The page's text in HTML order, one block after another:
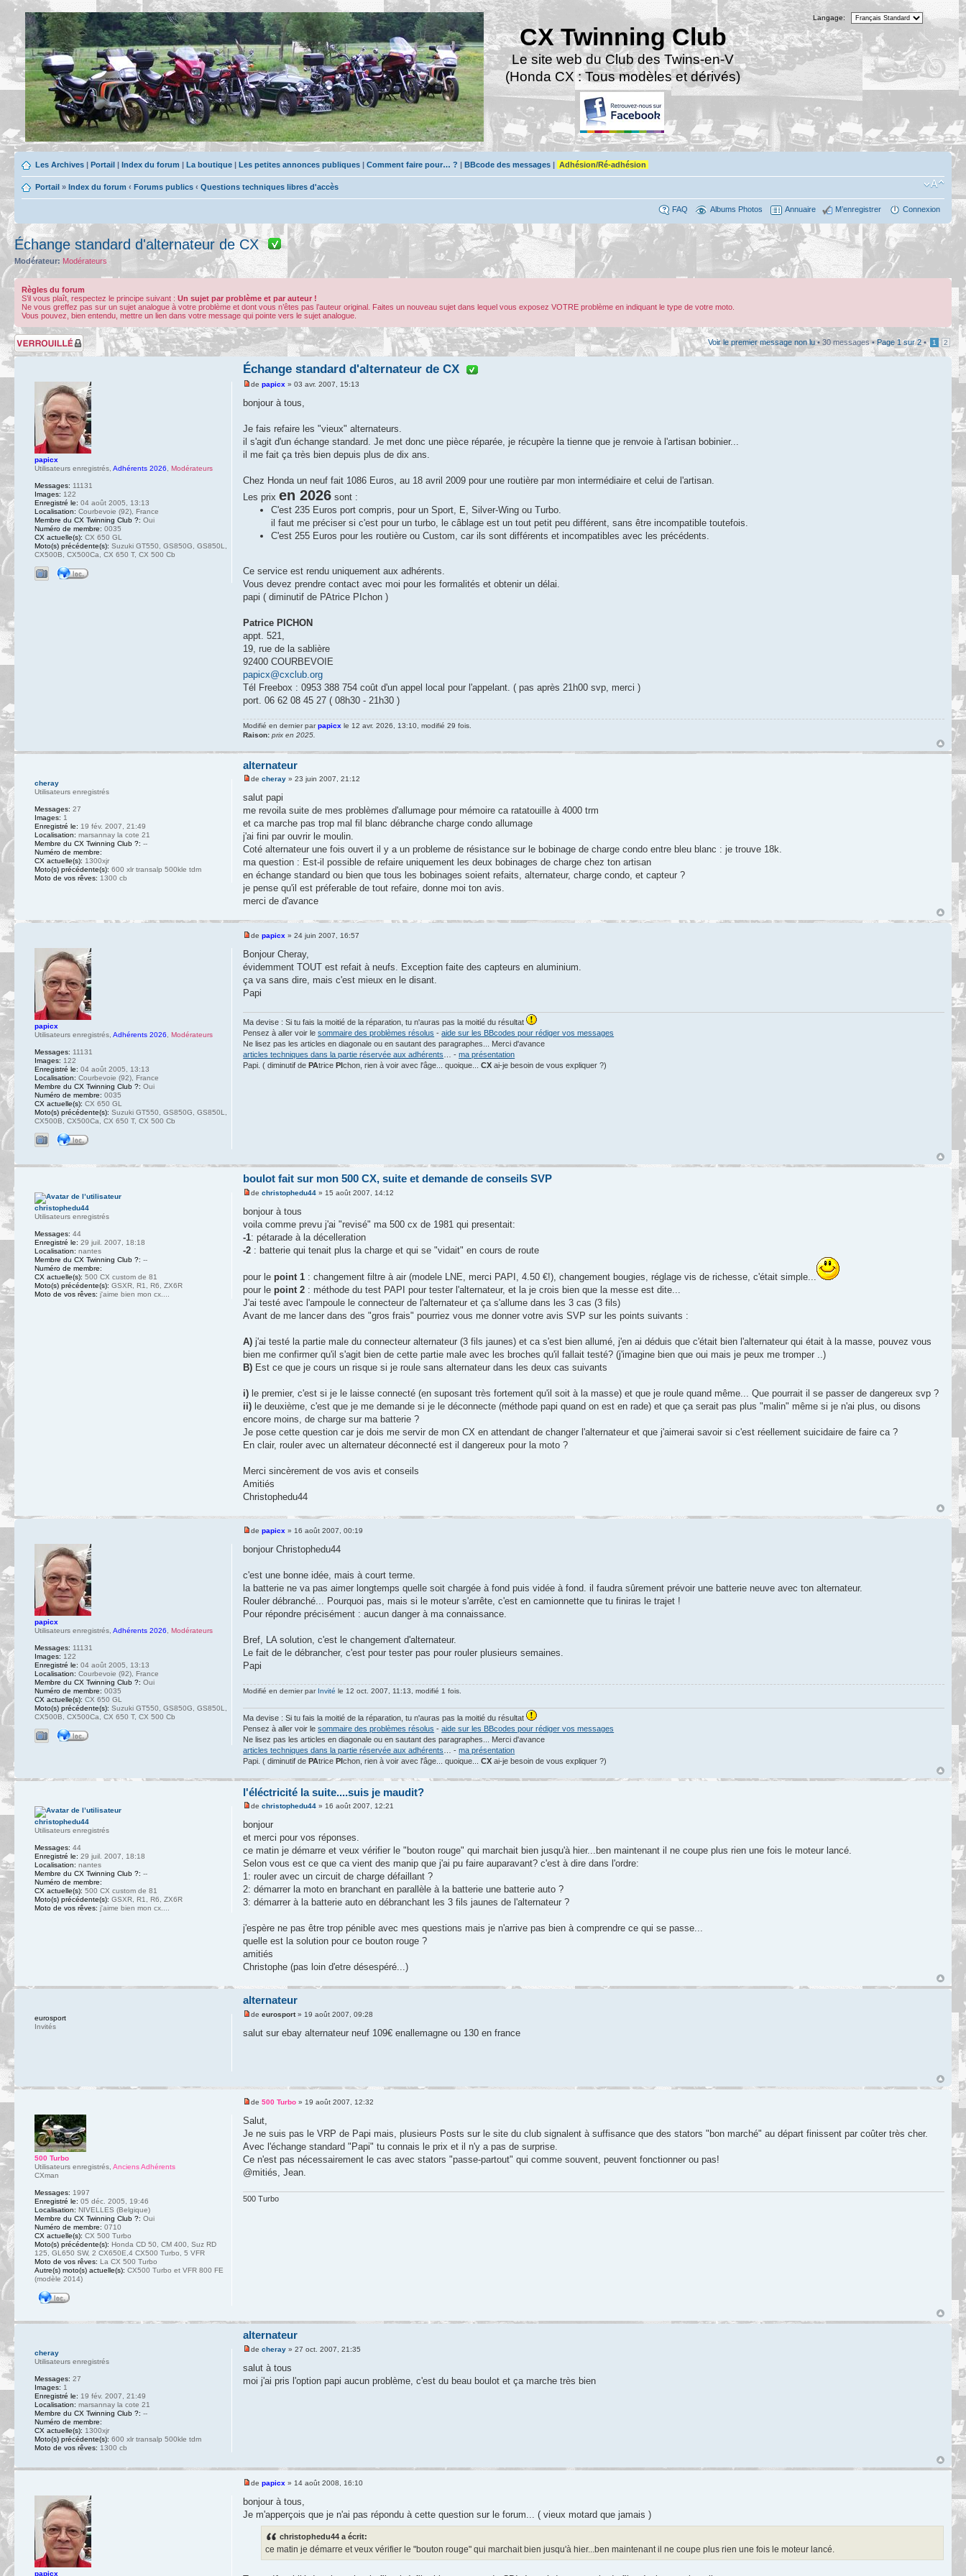
CX Twinning Club
Le site web du Club des Twins-en-V
(Honda CX : Tous modèles et dérivés)
Langage:
Les Archives | Portail | Index du forum | La boutique | Les petites annonces publiques | Comment faire pour… ? | BBcode des messages | Adhésion/Ré-adhésion
Portail » Index du forum ‹ Forums publics ‹ Questions techniques libres d'accès
FAQ Albums Photos Annuaire M’enregistrer Connexion
Échange standard d'alternateur de CX
Modérateur: Modérateurs
Règles du forum
S’il vous plaît, respectez le principe suivant : Un sujet par problème et par auteur !
Ne vous greffez pas sur un sujet analogue à votre problème et dont vous n’êtes pas l’auteur original. Faites un nouveau sujet dans lequel vous exposez VOTRE problème en indiquant le type de votre moto.
Vous pouvez, bien entendu, mettre un lien dans votre message qui pointe vers le sujet analogue.
Sujet verrouillé Voir le premier message non lu• 30 messages •Page 1sur2• 1 2
Échange standard d'alternateur de CX
depapicx » 03 avr. 2007, 15:13
bonjour à tous,
Je fais refaire les "vieux" alternateurs.
il s'agit d'un échange standard. Je met donc une pièce réparée, je récupère la tienne que je renvoie à l'artisan bobinier...
il me fait ça très bien depuis plus de dix ans.
Chez Honda un neuf fait 1086 Euros, au 18 avril 2009 pour une routière par mon intermédiaire et celui de l'artisan.
Les prixen 2026 sont :
C'est 235 Euros port compris, pour un Sport, E, Silver-Wing ou Turbo.
il faut me préciser si c'est pour un turbo, le câblage est un tout petit peu différent, sans être incompatible toutefois.
C'est 255 Euros pour les routière ou Custom, car ils sont différents et incompatibles avec les précédents.
Ce service est rendu uniquement aux adhérents.
Vous devez prendre contact avec moi pour les formalités et obtenir un délai.
papi ( diminutif de PAtrice PIchon )
Patrice PICHON
appt. 521,
19, rue de la sablière
92400 COURBEVOIE
papicx@cxclub.org
Tél Freebox : 0953 388 754 coût d'un appel local pour l'appelant. ( pas après 21h00 svp, merci )
port. 06 62 08 45 27 ( 08h30 - 21h30 )
Modifié en dernier parpapicx le 12 avr. 2026, 13:10, modifié 29 fois.
Raison: prix en 2025.
papicx
Utilisateurs enregistrés Adhérents 2026 Modérateurs
Messages: 11131
Images: 122
Enregistré le: 04 août 2005, 13:13
Localisation: Courbevoie (92), France
Membre du CX Twinning Club ?: Oui
Numéro de membre: 0035
CX actuelle(s): CX 650 GL
Moto(s) précédente(s): Suzuki GT550, GS850G, GS850L,
CX500B, CX500Ca, CX 650 T, CX 500 Cb
alternateur
decheray » 23 juin 2007, 21:12
salut papi
me revoila suite de mes problèmes d'allumage pour mémoire ca ratatouille à 4000 trm
et ca marche pas trop mal fil blanc débranche charge condo allumage
j'ai fini par ouvrir le moulin.
Coté alternateur une fois ouvert il y a un probleme de résistance sur le bobinage de charge condo entre bleu blanc : je trouve 18k.
ma question : Est-il possible de refaire uniquement les deux bobinages de charge chez ton artisan
en échange standard ou bien que tous les bobinages soient refaits, alternateur, charge condo, et capteur ?
je pense qu'il est préferable de tout refaire, donne moi ton avis.
merci de d'avance
cheray
Utilisateurs enregistrés
Messages: 27
Images: 1
Enregistré le: 19 fév. 2007, 21:49
Localisation: marsannay la cote 21
Membre du CX Twinning Club ?: --
Numéro de membre:
CX actuelle(s): 1300xjr
Moto(s) précédente(s): 600 xlr transalp 500kle tdm
Moto de vos rêves: 1300 cb
depapicx » 24 juin 2007, 16:57
Bonjour Cheray,
évidemment TOUT est refait à neufs. Exception faite des capteurs en aluminium.
ça va sans dire, mais c'est mieux en le disant.
Papi
Ma devise : Si tu fais la moitié de la réparation, tu n'auras pas la moitié du résultat
Pensez à aller voir lesommaire des problèmes résolus -aide sur les BBcodes pour rédiger vos messages
Ne lisez pas les articles en diagonale ou en sautant des paragraphes... Merci d'avance
articles techniques dans la partie réservée aux adhérents … -ma présentation
Papi. ( diminutif de PAtrice PIchon, rien à voir avec l'âge... quoique...CX ai-je besoin de vous expliquer ?)
papicx
Utilisateurs enregistrés Adhérents 2026 Modérateurs
Messages: 11131
Images: 122
Enregistré le: 04 août 2005, 13:13
Localisation: Courbevoie (92), France
Membre du CX Twinning Club ?: Oui
Numéro de membre: 0035
CX actuelle(s): CX 650 GL
Moto(s) précédente(s): Suzuki GT550, GS850G, GS850L,
CX500B, CX500Ca, CX 650 T, CX 500 Cb
boulot fait sur mon 500 CX, suite et demande de conseils SVP
dechristophedu44 » 15 août 2007, 14:12
bonjour à tous
voila comme prevu j'ai "revisé" ma 500 cx de 1981 qui presentait:
-1: pétarade à la décelleration
-2 : batterie qui tenait plus la charge et qui se "vidait" en cours de route
pour le point 1 : changement filtre à air (modele LNE, merci PAPI, 4.50 €!), changement bougies, réglage vis de richesse, c'était simple...
pour le point 2 : méthode du test PAPI pour tester l'alternateur, et la je crois bien que la messe est dite...
J'ai testé avec l'ampoule le connecteur de l'alternateur et ça s'allume dans les 3 cas (3 fils)
Avant de me lancer dans des "gros frais" pourriez vous me donner votre avis SVP sur les points suivants :
A) j'ai testé la partie male du connecteur alternateur (3 fils jaunes) et ca s'est bien allumé, j'en ai déduis que c'était bien l'alternateur qui était à la masse, pouvez vous
bien me confirmer qu'il s'agit bien de cette partie male avec les broches qu'il fallait testé? (j'imagine bien que oui mais je peux me tromper ..)
B) Est ce que je cours un risque si je roule sans alternateur dans les deux cas suivants
i) le premier, c'est si je le laisse connecté (en suposant très fortement qu'il soit à la masse) et que je roule quand même... Que pourrait il se passer de dangereux svp ?
ii) le deuxième, c'est que je me demande si je le déconnecte (méthode papi quand on est en rade) et que ça serait pas plus "malin" même si je n'ai plus, ou disons
encore moins, de charge sur ma batterie ?
Je pose cette question car je dois me servir de mon CX en attendant de changer l'alternateur et que j'aimerai savoir si c'est réellement suicidaire de faire ca ?
En clair, rouler avec un alternateur déconnecté est il dangereux pour la moto ?
Merci sincèrement de vos avis et conseils
Amitiés
Christophedu44
christophedu44
Utilisateurs enregistrés
Messages: 44
Enregistré le: 29 juil. 2007, 18:18
Localisation: nantes
Membre du CX Twinning Club ?: --
Numéro de membre:
CX actuelle(s): 500 CX custom de 81
Moto(s) précédente(s): GSXR, R1, R6, ZX6R
Moto de vos rêves: j'aime bien mon cx....
depapicx » 16 août 2007, 00:19
bonjour Christophedu44
c'est une bonne idée, mais à court terme.
la batterie ne va pas aimer longtemps quelle soit chargée à fond puis vidée à fond. il faudra sûrement prévoir une batterie neuve avec ton alternateur.
Rouler débranché... Pourquoi pas, mais si le moteur s'arrête, c'est en camionnette que tu finiras le trajet !
Pour répondre précisément : aucun danger à ma connaissance.
Bref, LA solution, c'est le changement d'alternateur.
Le fait de le débrancher, c'est pour tester pas pour rouler plusieurs semaines.
Papi
Modifié en dernier par Invité le 12 oct. 2007, 11:13, modifié 1 fois.
Ma devise : Si tu fais la moitié de la réparation, tu n'auras pas la moitié du résultat
Pensez à aller voir lesommaire des problèmes résolus -aide sur les BBcodes pour rédiger vos messages
Ne lisez pas les articles en diagonale ou en sautant des paragraphes... Merci d'avance
articles techniques dans la partie réservée aux adhérents … -ma présentation
Papi. ( diminutif dePAtricePIchon, rien à voir avec l'âge... quoique...CX ai-je besoin de vous expliquer ?)
papicx
Utilisateurs enregistrés Adhérents 2026 Modérateurs
Messages: 11131
Images: 122
Enregistré le: 04 août 2005, 13:13
Localisation: Courbevoie (92), France
Membre du CX Twinning Club ?: Oui
Numéro de membre: 0035
CX actuelle(s): CX 650 GL
Moto(s) précédente(s): Suzuki GT550, GS850G, GS850L,
CX500B, CX500Ca, CX 650 T, CX 500 Cb
l'éléctricité la suite....suis je maudit?
dechristophedu44 » 16 août 2007, 12:21
bonjour
et merci pour vos réponses.
ce matin je démarre et veux vérifier le "bouton rouge" qui marchait bien jusqu'à hier...ben maintenant il ne coupe plus rien une fois le moteur lancé.
Selon vous est ce que ca vient des manip que j'ai pu faire auparavant? c'est à dire dans l'ordre:
1: rouler avec un circuit de charge défaillant ?
2: démarrer la moto en branchant en parallèle à la batterie une batterie auto ?
3: démarrer à la batterie auto en débranchant les 3 fils jaunes de l'alternateur ?
j'espère ne pas être trop pénible avec mes questions mais je n'arrive pas bien à comprendre ce qui se passe...
quelle est la solution pour ce bouton rouge ?
amitiés
Christophe (pas loin d'etre désespéré...)
christophedu44
Utilisateurs enregistrés
Messages: 44
Enregistré le: 29 juil. 2007, 18:18
Localisation: nantes
Membre du CX Twinning Club ?: --
Numéro de membre:
CX actuelle(s): 500 CX custom de 81
Moto(s) précédente(s): GSXR, R1, R6, ZX6R
Moto de vos rêves: j'aime bien mon cx....
alternateur
deeurosport» 19 août 2007, 09:28
salut sur ebay alternateur neuf 109€ enallemagne ou 130 en france
eurosport
Invités
de500 Turbo » 19 août 2007, 12:32
Salut,
Je ne suis pas le VRP de Papi mais, plusieurs Posts sur le site du club signalent à suffisance que des stators "bon marché" au départ finissent par coûter très cher.
Avec l'échange standard "Papi" tu connais le prix et il n'y a pas de surprise.
Ce n'est pas nécessairement le cas avec stators "passe-partout" qui comme souvent, peuvent fonctionner ou pas!
@mitiés, Jean.
500 Turbo
500 Turbo
Utilisateurs enregistrés, Anciens Adhérents
CXman
Messages: 1997
Enregistré le: 05 déc. 2005, 19:46
Localisation: NIVELLES (Belgique)
Membre du CX Twinning Club ?: Oui
Numéro de membre: 0710
CX actuelle(s): CX 500 Turbo
Moto(s) précédente(s): Honda CD 50, CM 400, Suz RD
125, GL650 SW, 2 CX650E,4 CX500 Turbo, 5 VFR
Moto de vos rêves: La CX 500 Turbo
Autre(s) moto(s) actuelle(s): CX500 Turbo et VFR 800 FE
(modèle 2014)
alternateur
decheray » 27 oct. 2007, 21:35
salut à tous
moi j'ai pris l'option papi aucun problème, c'est du beau boulot et ça marche très bien
cheray
Utilisateurs enregistrés
Messages: 27
Images: 1
Enregistré le: 19 fév. 2007, 21:49
Localisation: marsannay la cote 21
Membre du CX Twinning Club ?: --
Numéro de membre:
CX actuelle(s): 1300xjr
Moto(s) précédente(s): 600 xlr transalp 500kle tdm
Moto de vos rêves: 1300 cb
depapicx » 14 août 2008, 16:10
bonjour à tous,
Je m'apperçois que je n'ai pas répondu à cette question sur le forum... ( vieux motard que jamais )
christophedu44 a écrit:
ce matin je démarre et veux vérifier le "bouton rouge" qui marchait bien jusqu'à hier...ben maintenant il ne coupe plus rien une fois le moteur lancé.
papicx